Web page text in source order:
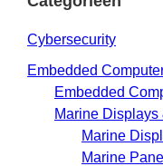
Cybersecurity
Embedded
Embedded
Marine Displays
Marine
Marine